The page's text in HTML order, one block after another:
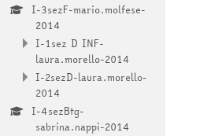
I-3sezF-mario.molfese-
2014
I-1sez D INF-
laura.morello-2014
I-2sezD-laura.morello-
2014
I-4sezBtg-
sabrina.nappi-2014